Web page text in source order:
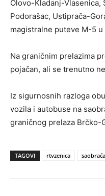
Olovo-Kladanj-Vlasenica,
Podorašac, Ustiprača-
magistralne puteve M-5
Na graničnim prelazima
pojačan, ali se trenutno
Iz sigurnosnih razloga
vozila i autobuse na
graničnog prelaza Brčko-
TAGOVI rtvzenica